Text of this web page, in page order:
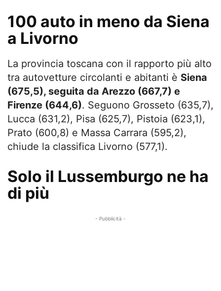
100 auto in meno da Siena
a Livorno
La provincia toscana con il rapporto più alto
tra autovetture circolanti e abitanti è Siena
(675,5), seguita da Arezzo (667,7) e
Firenze (644,6). Seguono Grosseto (635,7),
Lucca (631,2), Pisa (625,7), Pistoia (623,1),
Prato (600,8) e Massa Carrara (595,2),
chiude la classifica Livorno (577,1).
Solo il Lussemburgo ne ha
di più
- Pubblicità -